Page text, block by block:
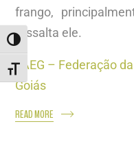
ALTERNAR ALTO
ALTERNAR TAMANHO DA
frango,
ressalta ele.
FAEG – Federação
Goiás
READ MORE